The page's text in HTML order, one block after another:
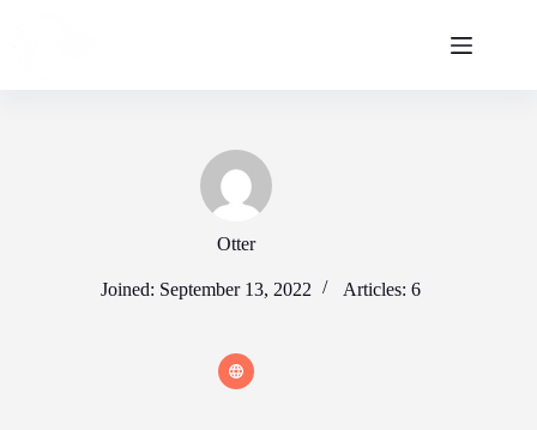
Otter
Joined: September 13, 2022 Articles: 6